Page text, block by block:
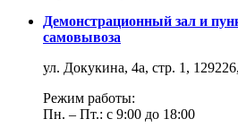
Демонстрационный зал и
самовывоза
ул. Докукина, 4а, стр. 1,
Режим работы:
Пн. – Пт.: с 9:00 до 18:00